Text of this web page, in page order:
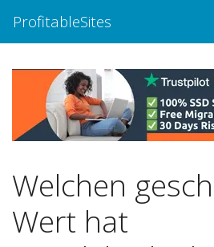
ProfitableSites
Welchen
Wert hat